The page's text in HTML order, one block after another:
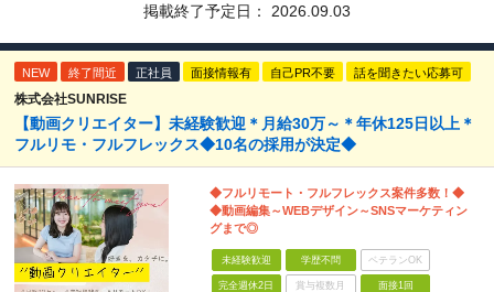
掲載終了予定日： 2026.09.03
NEW 終了間近 正社員 面接情報有 自己PR不要 話を聞きたい応募可
株式会社SUNRISE
【動画クリエイター】未経験歓迎＊月給30万～＊年休125日以上＊
フルリモ・フルフレックス◆10名の採用が決定◆
◆フルリモート・フルフレックス案件多数！◆
◆動画編集～WEBデザイン～SNSマーケティン
グまで◎
未経験歓迎 学歴不問 ベテランOK
完全週休2日 賞与複数月 面接1回